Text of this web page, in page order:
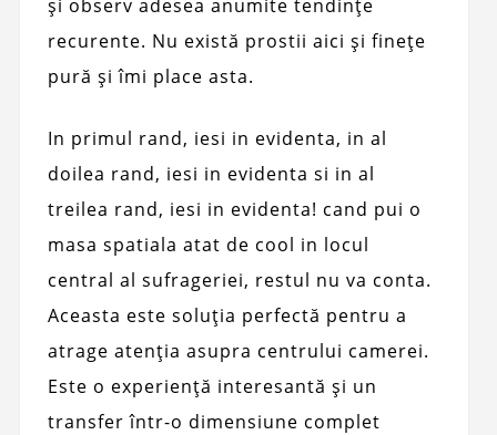
și observ adesea anumite tendințe
recurente. Nu există prostii aici și finețe
pură și îmi place asta.
In primul rand, iesi in evidenta, in al
doilea rand, iesi in evidenta si in al
treilea rand, iesi in evidenta! cand pui o
masa spatiala atat de cool in locul
central al sufrageriei, restul nu va conta.
Aceasta este soluția perfectă pentru a
atrage atenția asupra centrului camerei.
Este o experiență interesantă și un
transfer într-o dimensiune complet